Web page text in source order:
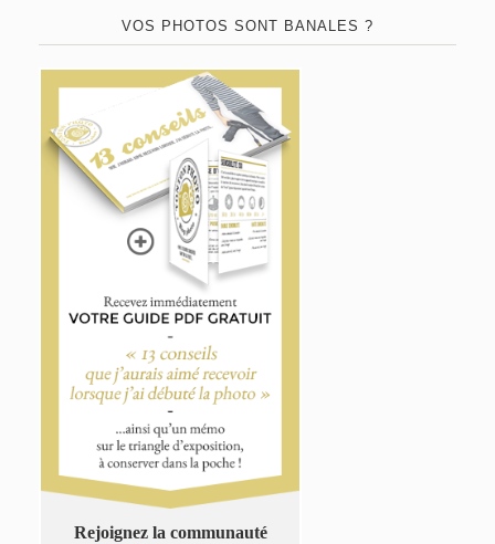
VOS PHOTOS SONT BANALES ?
Rejoignez la communauté